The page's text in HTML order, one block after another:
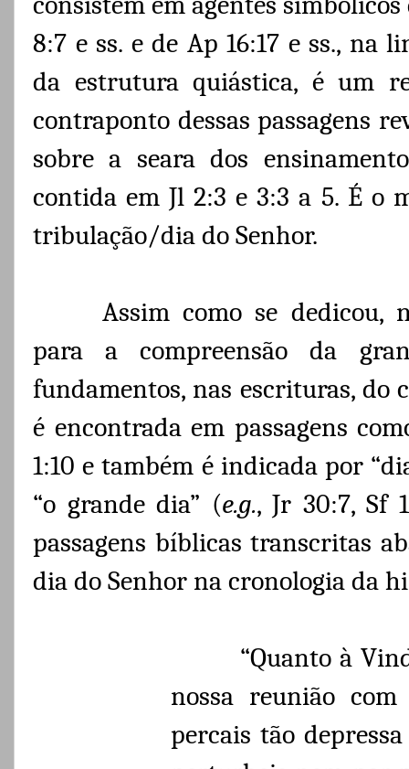
8:7 e ss. e de Ap 16:17 e ss., na
da estrutura quiástica, é um
contraponto dessas passagens
sobre a seara dos
contida em Jl 2:3 e 3:3 a 5. É o
tribulação/dia do Senhor.
Assim como se dedicou,
para a compreensão da
fundamentos, nas escrituras, do
é encontrada em passagens
1:10 e também é indicada por
“o grande dia” (e.g., Jr 30:7, Sf
passagens bíblicas transcritas
dia do Senhor na cronologia da
“Quanto à
nossa reunião
percais tão